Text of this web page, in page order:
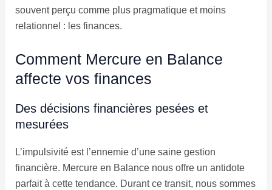
souvent perçu comme plus pragmatique et moins
relationnel : les finances.
Comment Mercure en Balance
affecte vos finances
Des décisions financières pesées et
mesurées
L’impulsivité est l’ennemie d’une saine gestion
financière. Mercure en Balance nous offre un antidote
parfait à cette tendance. Durant ce transit, nous sommes